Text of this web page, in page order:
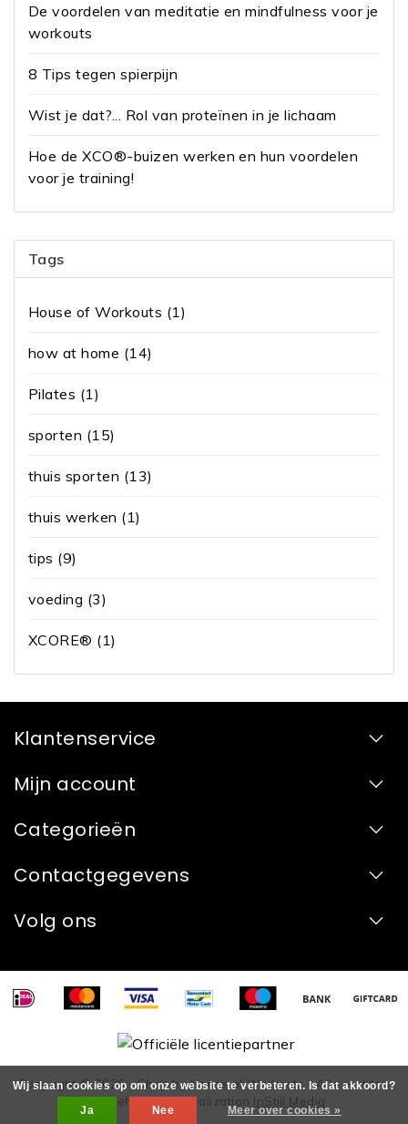
De voordelen van meditatie en mindfulness voor je
workouts
8 Tips tegen spierpijn
Wist je dat?... Rol van proteïnen in je lichaam
Hoe de XCO®-buizen werken en hun voordelen
voor je training!
Tags
House of Workouts (1)
how at home (14)
Pilates (1)
sporten (15)
thuis sporten (13)
thuis werken (1)
tips (9)
voeding (3)
XCORE® (1)
Klantenservice
Mijn account
Categorieën
Contactgegevens
Volg ons
Copyright © 2026 - Shop by House of Workouts - Alle rechten
voorbehouden - Realization InStijl Media
Wij slaan cookies op om onze website te verbeteren. Is dat akkoord?
Ja
Nee Meer over cookies »